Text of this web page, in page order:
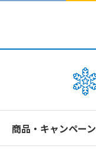
商品・キャンペーン